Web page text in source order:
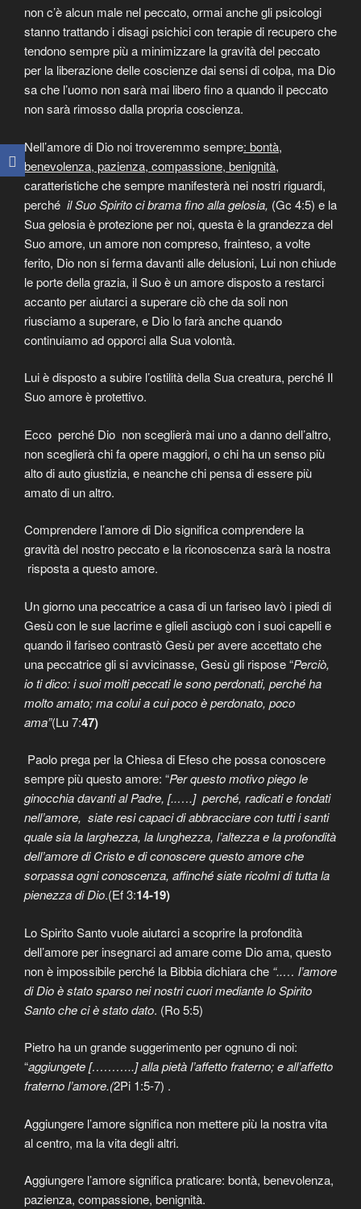
non c’è alcun male nel peccato, ormai anche gli psicologi
stanno trattando i disagi psichici con terapie di recupero che
tendono sempre più a minimizzare la gravità del peccato
per la liberazione delle coscienze dai sensi di colpa, ma Dio
sa che l’uomo non sarà mai libero fino a quando il peccato
non sarà rimosso dalla propria coscienza.
Nell’amore di Dio noi troveremmo sempre: bontà,
benevolenza, pazienza, compassione, benignità,
caratteristiche che sempre manifesterà nei nostri riguardi,
perché il Suo Spirito ci brama fino alla gelosia, (Gc 4:5) e la
Sua gelosia è protezione per noi, questa è la grandezza del
Suo amore, un amore non compreso, frainteso, a volte
ferito, Dio non si ferma davanti alle delusioni, Lui non chiude
le porte della grazia, il Suo è un amore disposto a restarci
accanto per aiutarci a superare ciò che da soli non
riusciamo a superare, e Dio lo farà anche quando
continuiamo ad opporci alla Sua volontà.
Lui è disposto a subire l’ostilità della Sua creatura, perché Il
Suo amore è protettivo.
Ecco perché Dio non sceglierà mai uno a danno dell’altro,
non sceglierà chi fa opere maggiori, o chi ha un senso più
alto di auto giustizia, e neanche chi pensa di essere più
amato di un altro.
Comprendere l’amore di Dio significa comprendere la
gravità del nostro peccato e la riconoscenza sarà la nostra
risposta a questo amore.
Un giorno una peccatrice a casa di un fariseo lavò i piedi di
Gesù con le sue lacrime e glieli asciugò con i suoi capelli e
quando il fariseo contrastò Gesù per avere accettato che
una peccatrice gli si avvicinasse, Gesù gli rispose “Perciò,
io ti dico: i suoi molti peccati le sono perdonati, perché ha
molto amato; ma colui a cui poco è perdonato, poco
ama”(Lu 7:47)
Paolo prega per la Chiesa di Efeso che possa conoscere
sempre più questo amore: “Per questo motivo piego le
ginocchia davanti al Padre, [..….] perché, radicati e fondati
nell’amore, siate resi capaci di abbracciare con tutti i santi
quale sia la larghezza, la lunghezza, l’altezza e la profondità
dell’amore di Cristo e di conoscere questo amore che
sorpassa ogni conoscenza, affinché siate ricolmi di tutta la
pienezza di Dio.(Ef 3:14-19)
Lo Spirito Santo vuole aiutarci a scoprire la profondità
dell’amore per insegnarci ad amare come Dio ama, questo
non è impossibile perché la Bibbia dichiara che “..… l’amore
di Dio è stato sparso nei nostri cuori mediante lo Spirito
Santo che ci è stato dato. (Ro 5:5)
Pietro ha un grande suggerimento per ognuno di noi:
“aggiungete [………..] alla pietà l’affetto fraterno; e all’affetto
fraterno l’amore.(2Pi 1:5-7) .
Aggiungere l’amore significa non mettere più la nostra vita
al centro, ma la vita degli altri.
Aggiungere l’amore significa praticare: bontà, benevolenza,
pazienza, compassione, benignità.